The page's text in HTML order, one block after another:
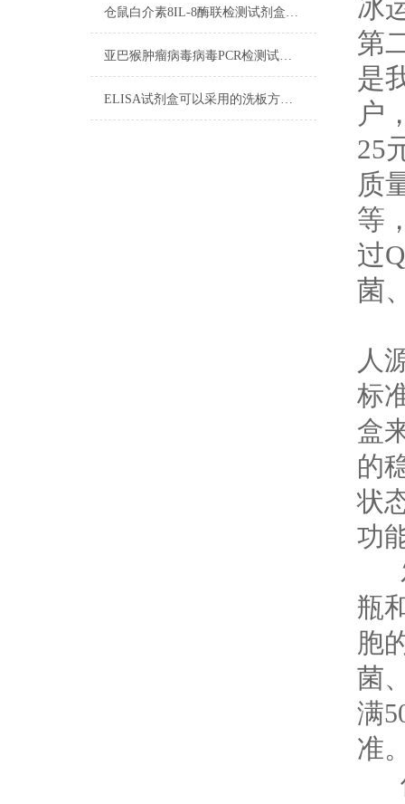
仓鼠白介素8IL-8酶联检测试剂盒操作步骤
亚巴猴肿瘤病毒病毒PCR检测试剂盒实验操作步骤
ELISA试剂盒可以采用的洗板方法有哪些？
冰
第
是
户
25
质
等
过
菌
人
标
盒
的
状
功
瓶
胞
菌
满
准